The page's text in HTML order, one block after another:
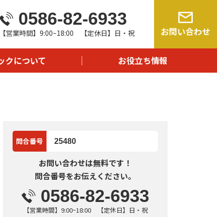
0586-82-6933
営業時間】9:00~18:00 【定休日】日・祝 お問い合わせ
クについて
れ
お役立ち情報
問合番号 25480
お問い合わせは無料です！
問合番号をお伝えください。
0586-82-6933
【営業時間】9:00~18:00 【定休日】日・祝